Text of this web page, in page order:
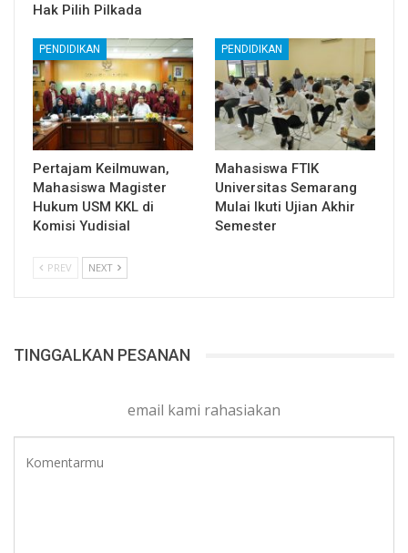
Hak Pilih Pilkada
PENDIDIKAN
Pertajam Keilmuwan,
Mahasiswa Magister
Hukum USM KKL di
Komisi Yudisial
PENDIDIKAN
Mahasiswa FTIK
Universitas Semarang
Mulai Ikuti Ujian Akhir
Semester
PREV NEXT
TINGGALKAN PESANAN
email kami rahasiakan